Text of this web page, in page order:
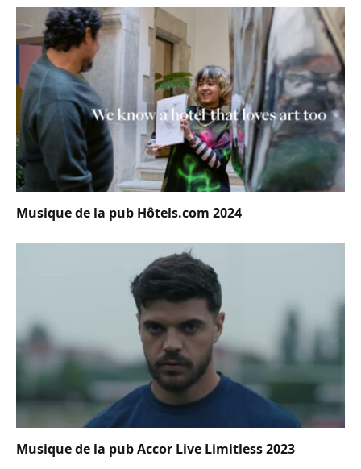
Musique de la pub Hôtels.com 2024
Musique de la pub Accor Live Limitless 2023